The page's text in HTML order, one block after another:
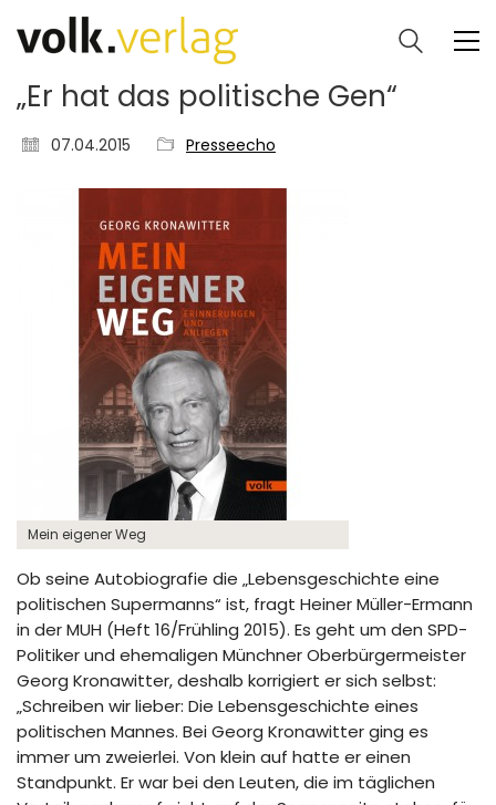
„Er hat das politische Gen“
07.04.2015 Presseecho
Mein eigener Weg
Ob seine Autobiografie die „Lebensgeschichte eine
politischen Supermanns“ ist, fragt Heiner Müller-Ermann
in der MUH (Heft 16/Frühling 2015). Es geht um den SPD-
Politiker und ehemaligen Münchner Oberbürgermeister
Georg Kronawitter, deshalb korrigiert er sich selbst:
„Schreiben wir lieber: Die Lebensgeschichte eines
politischen Mannes. Bei Georg Kronawitter ging es
immer um zweierlei. Von klein auf hatte er einen
Standpunkt. Er war bei den Leuten, die im täglichen